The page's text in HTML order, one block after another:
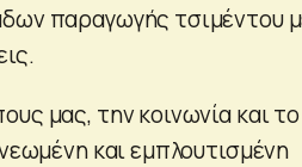
παραγωγής τσιμέντου
μας, την κοινωνία και το
και εμπλουτισμένη